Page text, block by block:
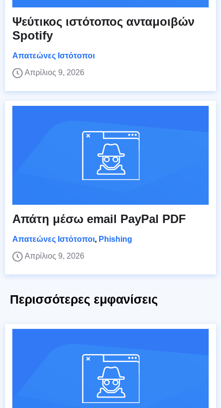
Ψεύτικος ιστότοπος ανταμοιβών
Spotify
Απατεώνες Ιστότοποι
Απρίλιος 9, 2026
Απάτη μέσω email PayPal PDF
Απατεώνες Ιστότοποι, Phishing
Απρίλιος 9, 2026
Περισσότερες εμφανίσεις